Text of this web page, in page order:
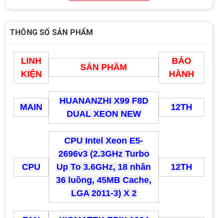
THÔNG SỐ SẢN PHẨM
LINH
KIỆN
SẢN PHẦM
BẢO
HÀNH
MAIN
HUANANZHI X99 F8D
DUAL XEON NEW
12TH
CPU
CPU Intel Xeon E5-
2696v3 (2.3GHz Turbo
Up To 3.6GHz, 18 nhân
36 luồng, 45MB Cache,
LGA 2011-3) X 2
12TH
Top 18 tựa game PC huyền thoại gắn liền
với tuổi thơ của game thủ Việt vào những
năm 2000
Top 18 tựa game PC huyền thoại gắn liền với tuổi
thơ của game thủ Việt vào những năm 2000
Hãng ASRock Công Bố 2 dòng Card Đồ
Họa AMD Radeon™ RX 6600 XT